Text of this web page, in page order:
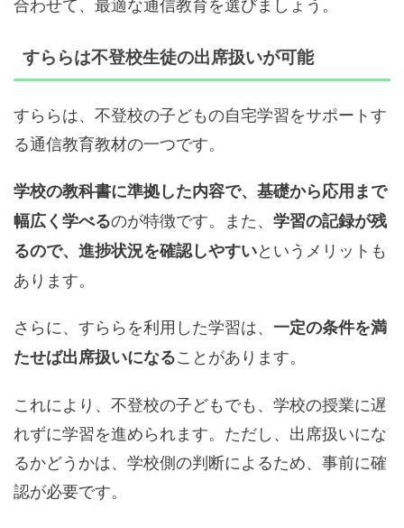
すららは不登校生徒の出席扱いが可能
すららは、不登校の子どもの自宅学習をサポートす
る通信教育教材の一つです。
学校の教科書に準拠した内容で、基礎から応用まで
幅広く学べるのが特徴です。また、 学習の記録が残
るので、進捗状況を確認しやすいというメリットも
あります。
さらに、すららを利用した学習は、 一定の条件を満
たせば出席扱いになることがあります。
これにより、不登校の子どもでも、学校の授業に遅
れずに学習を進められます。ただし、出席扱いにな
るかどうかは、学校側の判断によるため、事前に確
認が必要です。